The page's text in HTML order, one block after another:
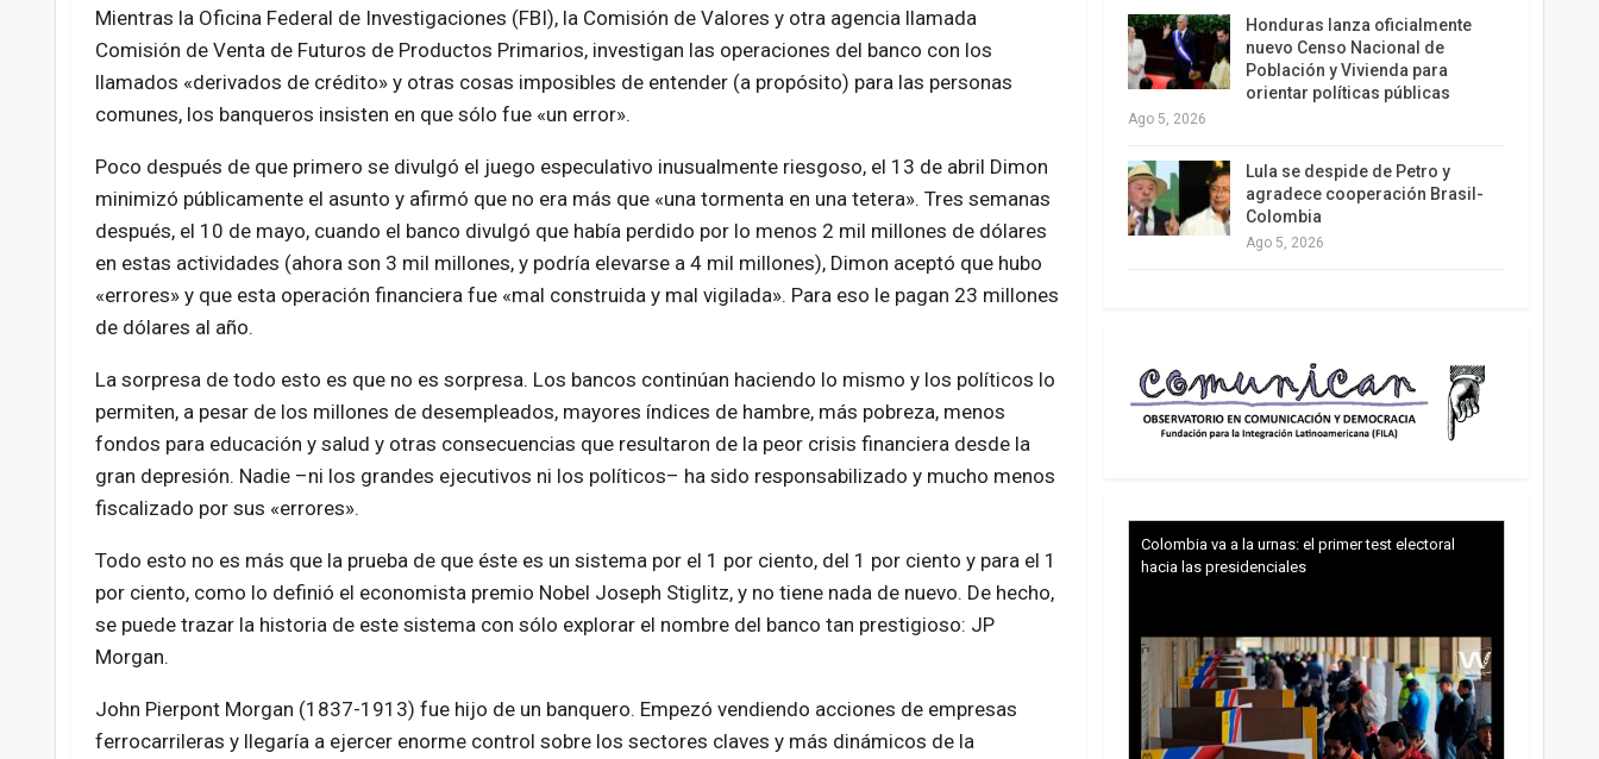
Mientras la Oficina Federal de Investigaciones (FBI), la Comisión de Valores y otra agencia llamada
Comisión de Venta de Futuros de Productos Primarios, investigan las operaciones del banco con los
llamados «derivados de crédito» y otras cosas imposibles de entender (a propósito) para las personas
comunes, los banqueros insisten en que sólo fue «un error».
Poco después de que primero se divulgó el juego especulativo inusualmente riesgoso, el 13 de abril Dimon
minimizó públicamente el asunto y afirmó que no era más que «una tormenta en una tetera». Tres semanas
después, el 10 de mayo, cuando el banco divulgó que había perdido por lo menos 2 mil millones de dólares
en estas actividades (ahora son 3 mil millones, y podría elevarse a 4 mil millones), Dimon aceptó que hubo
«errores» y que esta operación financiera fue «mal construida y mal vigilada». Para eso le pagan 23 millones
de dólares al año.
La sorpresa de todo esto es que no es sorpresa. Los bancos continúan haciendo lo mismo y los políticos lo
permiten, a pesar de los millones de desempleados, mayores índices de hambre, más pobreza, menos
fondos para educación y salud y otras consecuencias que resultaron de la peor crisis financiera desde la
gran depresión. Nadie –ni los grandes ejecutivos ni los políticos– ha sido responsabilizado y mucho menos
fiscalizado por sus «errores».
Todo esto no es más que la prueba de que éste es un sistema por el 1 por ciento, del 1 por ciento y para el 1
por ciento, como lo definió el economista premio Nobel Joseph Stiglitz, y no tiene nada de nuevo. De hecho,
se puede trazar la historia de este sistema con sólo explorar el nombre del banco tan prestigioso: JP
Morgan.
John Pierpont Morgan (1837-1913) fue hijo de un banquero. Empezó vendiendo acciones de empresas
ferrocarrileras y llegaría a ejercer enorme control sobre los sectores claves y más dinámicos de la
Honduras lanza oficialmente
nuevo Censo Nacional de
Población y Vivienda para
orientar políticas públicas
Ago 5, 2026
Lula se despide de Petro y
agradece cooperación Brasil-
Colombia
Ago 5, 2026
Colombia va a la urnas: el primer test electoral
hacia las presidenciales